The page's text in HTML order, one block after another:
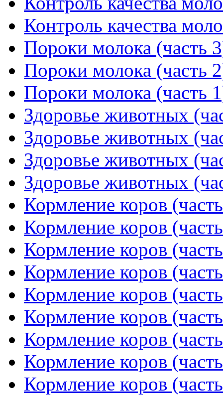
Контроль качества
Пороки молока (часть
Пороки молока (часть
Пороки молока (часть
Здоровье животных
Здоровье животных
Здоровье животных
Здоровье животных
Кормление коров
Кормление коров
Кормление коров
Кормление коров
Кормление коров
Кормление коров
Кормление коров
Кормление коров
Кормление коров